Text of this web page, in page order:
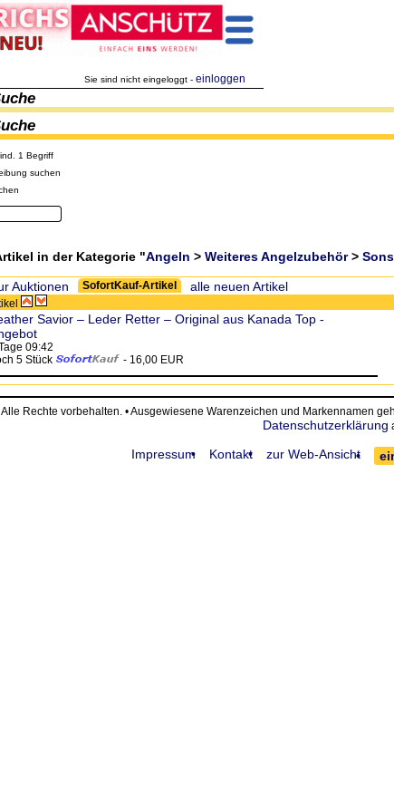
Sie sind nicht eingeloggt - einloggen
1 Begriff
suchen
in der Kategorie "Angeln > Weiteres Angelzubehör>
Auktionen SofortKauf-Artikel alle neuen Artikel
Savior – Leder Retter – Original aus Kanada Top -
09:42
5 Stück
- 16,00 EUR
Rechte vorbehalten. • Ausgewiesene Warenzeichen und Markennamen
Datenschutzerklärung
Impressum Kontakt zur Web-Ansicht